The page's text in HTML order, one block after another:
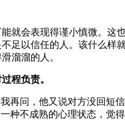
就会表现得谨小慎微。这
足以信任的人。该什么样
溜溜的人。
程负责。
再问，他又说对方没回短
种不成熟的心理状态，觉